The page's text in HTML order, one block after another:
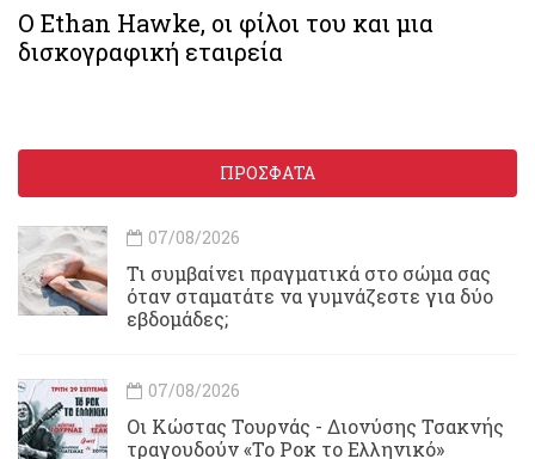
Ο Ethan Hawke, οι φίλοι του και μια
δισκογραφική εταιρεία
ΠΡΟΣΦΑΤΑ
07/08/2026
Τι συμβαίνει πραγματικά στο σώμα σας
όταν σταματάτε να γυμνάζεστε για δύο
εβδομάδες;
07/08/2026
Οι Κώστας Τουρνάς - Διονύσης Τσακνής
τραγουδούν «Το Ροκ το Ελληνικό»